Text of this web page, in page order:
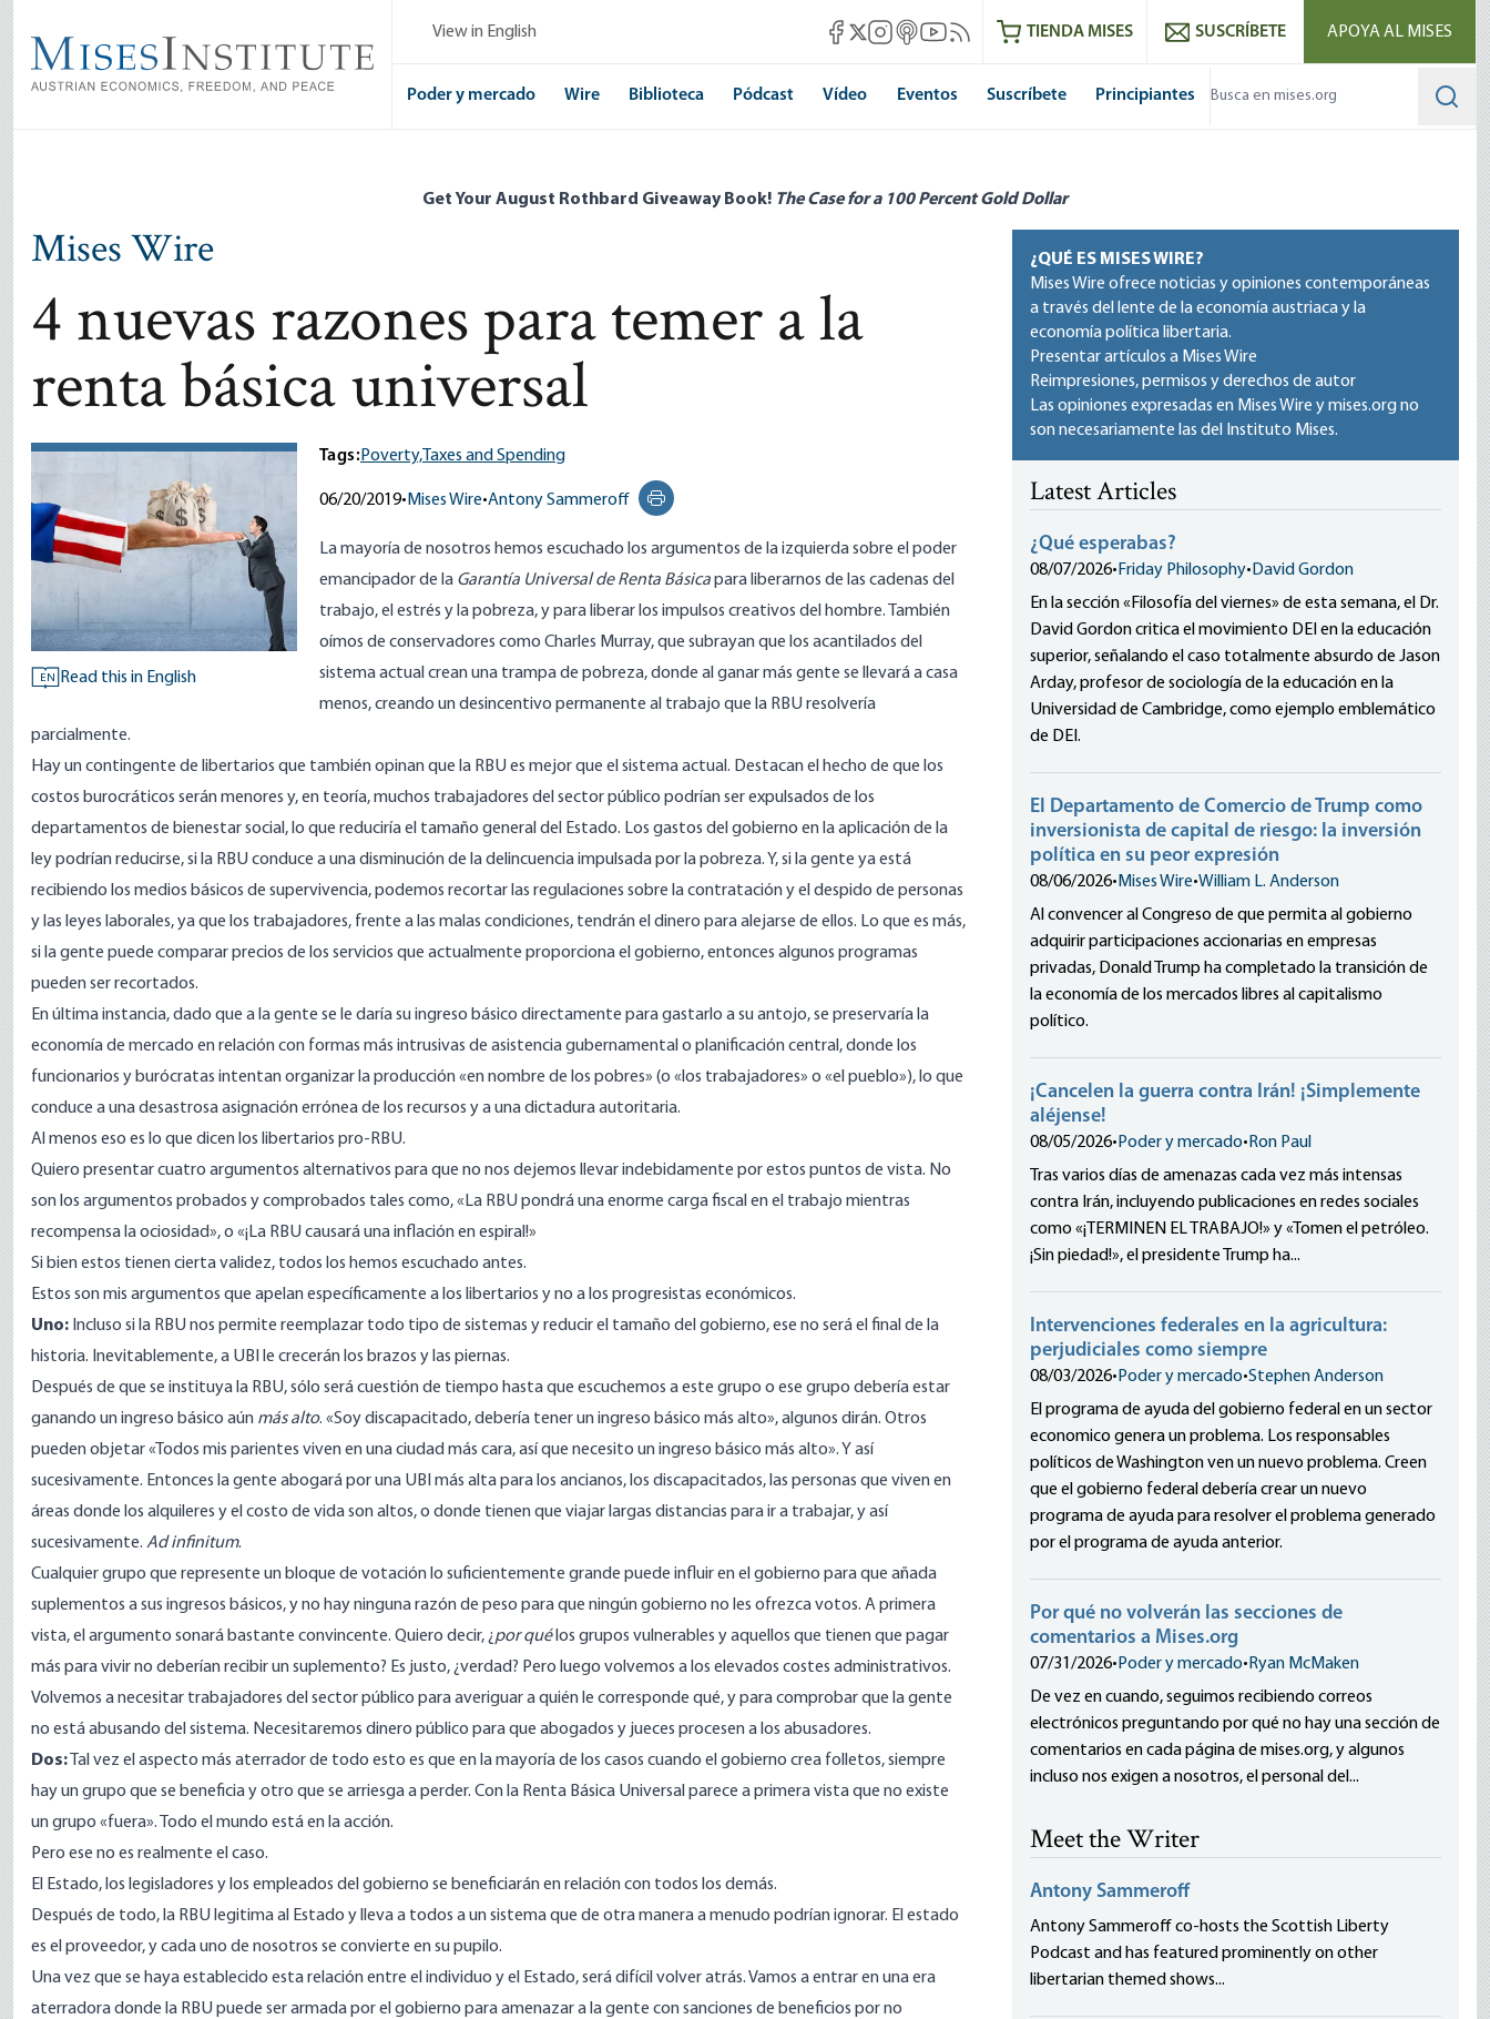
main
content
View in English Mises Facebook
Mises X
Mises Instagram
Mises itunes
Mises Youtube
Mises RSS feedTIENDA MISES SUSCRÍBETE APOYA AL MISES
Poder y mercado Wire Biblioteca Pódcast Vídeo Eventos Suscríbete Principiantes
Get Your August Rothbard Giveaway Book! The Case for a 100 Percent Gold Dollar
Mises Wire
4 nuevas razones para temer a la
renta básica universal
EN Read this in English
Tags:Poverty, Taxes and Spending
06/20/2019• Mises Wire•Antony Sammeroff
Print this page
La mayoría de nosotros hemos escuchado los argumentos de la izquierda sobre el poder
emancipador de la Garantía Universal de Renta Básicapara liberarnos de las cadenas del
trabajo, el estrés y la pobreza, y para liberar los impulsos creativos del hombre. También
oímos de conservadores como Charles Murray, que subrayan que los acantilados del
sistema actual crean una trampa de pobreza, donde al ganar más gente se llevará a casa
menos, creando un desincentivo permanente al trabajo que la RBU resolvería
parcialmente.
Hay un contingente de libertarios que también opinan que la RBU es mejor que el sistema actual. Destacan el hecho de que los
costos burocráticos serán menores y, en teoría, muchos trabajadores del sector público podrían ser expulsados de los
departamentos de bienestar social, lo que reduciría el tamaño general del Estado. Los gastos del gobierno en la aplicación de la
ley podrían reducirse, si la RBU conduce a una disminución de la delincuencia impulsada por la pobreza. Y, si la gente ya está
recibiendo los medios básicos de supervivencia, podemos recortar las regulaciones sobre la contratación y el despido de personas
y las leyes laborales, ya que los trabajadores, frente a las malas condiciones, tendrán el dinero para alejarse de ellos. Lo que es más,
si la gente puede comparar precios de los servicios que actualmente proporciona el gobierno, entonces algunos programas
pueden ser recortados.
En última instancia, dado que a la gente se le daría su ingreso básico directamente para gastarlo a su antojo, se preservaría la
economía de mercado en relación con formas más intrusivas de asistencia gubernamental o planificación central, donde los
funcionarios y burócratas intentan organizar la producción «en nombre de los pobres» (o «los trabajadores» o «el pueblo»), lo que
conduce a una desastrosa asignación errónea de los recursos y a una dictadura autoritaria.
Al menos eso es lo que dicen los libertarios pro-RBU.
Quiero presentar cuatro argumentos alternativos para que no nos dejemos llevar indebidamente por estos puntos de vista. No
son los argumentos probados y comprobados tales como, «La RBU pondrá una enorme carga fiscal en el trabajo mientras
recompensa la ociosidad», o «¡La RBU causará una inflación en espiral!»
Si bien estos tienen cierta validez, todos los hemos escuchado antes.
Estos son mis argumentos que apelan específicamente a los libertarios y no a los progresistas económicos.
Uno: Incluso si la RBU nos permite reemplazar todo tipo de sistemas y reducir el tamaño del gobierno, ese no será el final de la
historia. Inevitablemente, a UBI le crecerán los brazos y las piernas.
Después de que se instituya la RBU, sólo será cuestión de tiempo hasta que escuchemos a este grupo o ese grupo debería estar
ganando un ingreso básico aún más alto. «Soy discapacitado, debería tener un ingreso básico más alto», algunos dirán. Otros
pueden objetar «Todos mis parientes viven en una ciudad más cara, así que necesito un ingreso básico más alto». Y así
sucesivamente. Entonces la gente abogará por una UBI más alta para los ancianos, los discapacitados, las personas que viven en
áreas donde los alquileres y el costo de vida son altos, o donde tienen que viajar largas distancias para ir a trabajar, y así
sucesivamente. Ad infinitum.
Cualquier grupo que represente un bloque de votación lo suficientemente grande puede influir en el gobierno para que añada
suplementos a sus ingresos básicos, y no hay ninguna razón de peso para que ningún gobierno no les ofrezca votos. A primera
vista, el argumento sonará bastante convincente. Quiero decir, ¿por quélos grupos vulnerables y aquellos que tienen que pagar
más para vivir no deberían recibir un suplemento? Es justo, ¿verdad? Pero luego volvemos a los elevados costes administrativos.
Volvemos a necesitar trabajadores del sector público para averiguar a quién le corresponde qué, y para comprobar que la gente
no está abusando del sistema. Necesitaremos dinero público para que abogados y jueces procesen a los abusadores.
Dos: Tal vez el aspecto más aterrador de todo esto es que en la mayoría de los casos cuando el gobierno crea folletos, siempre
hay un grupo que se beneficia y otro que se arriesga a perder. Con la Renta Básica Universal parece a primera vista que no existe
un grupo «fuera». Todo el mundo está en la acción.
Pero ese no es realmente el caso.
El Estado, los legisladores y los empleados del gobierno se beneficiarán en relación con todos los demás.
Después de todo, la RBU legitima al Estado y lleva a todos a un sistema que de otra manera a menudo podrían ignorar. El estado
es el proveedor, y cada uno de nosotros se convierte en su pupilo.
Una vez que se haya establecido esta relación entre el individuo y el Estado, será difícil volver atrás. Vamos a entrar en una era
aterradora donde la RBU puede ser armada por el gobierno para amenazar a la gente con sanciones de beneficios por no
¿QUÉ ES MISES WIRE?
Mises Wire ofrece noticias y opiniones contemporáneas
a través del lente de la economía austriaca y la
economía política libertaria.
Presentar artículos a Mises Wire
Reimpresiones, permisos y derechos de autor
Las opiniones expresadas en Mises Wire y mises.org no
son necesariamente las del Instituto Mises.
Latest Articles
¿Qué esperabas?
08/07/2026• Friday Philosophy• David Gordon
En la sección «Filosofía del viernes» de esta semana, el Dr.
David Gordon critica el movimiento DEI en la educación
superior, señalando el caso totalmente absurdo de Jason
Arday, profesor de sociología de la educación en la
Universidad de Cambridge, como ejemplo emblemático
de DEI.
El Departamento de Comercio de Trump como
inversionista de capital de riesgo: la inversión
política en su peor expresión
08/06/2026• Mises Wire•William L. Anderson
Al convencer al Congreso de que permita al gobierno
adquirir participaciones accionarias en empresas
privadas, Donald Trump ha completado la transición de
la economía de los mercados libres al capitalismo
político.
¡Cancelen la guerra contra Irán! ¡Simplemente
aléjense!
08/05/2026• Poder y mercado• Ron Paul
Tras varios días de amenazas cada vez más intensas
contra Irán, incluyendo publicaciones en redes sociales
como «¡TERMINEN EL TRABAJO!» y «Tomen el petróleo.
¡Sin piedad!», el presidente Trump ha...
Intervenciones federales en la agricultura:
perjudiciales como siempre
08/03/2026• Poder y mercado•Stephen Anderson
El programa de ayuda del gobierno federal en un sector
economico genera un problema. Los responsables
políticos de Washington ven un nuevo problema. Creen
que el gobierno federal debería crear un nuevo
programa de ayuda para resolver el problema generado
por el programa de ayuda anterior.
Por qué no volverán las secciones de
comentarios a Mises.org
07/31/2026• Poder y mercado• Ryan McMaken
De vez en cuando, seguimos recibiendo correos
electrónicos preguntando por qué no hay una sección de
comentarios en cada página de mises.org, y algunos
incluso nos exigen a nosotros, el personal del...
Meet the Writer
Antony Sammeroff
Antony Sammeroff co-hosts the Scottish Liberty
Podcast and has featured prominently on other
libertarian themed shows...